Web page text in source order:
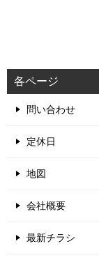
各ページ
問い合わせ
定休日
地図
会社概要
最新チラシ